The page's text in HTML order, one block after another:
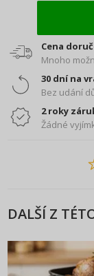
Cena
Mnoho
30 dní na
Bez udání
2 roky
Žádné
DALŠÍ Z